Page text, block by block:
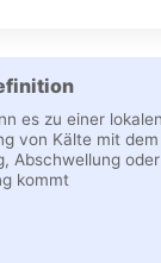
es zu einer
von Kälte mit
Abschwellung oder
kommt